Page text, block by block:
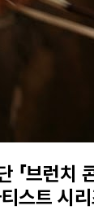
「브런치
스트 시리